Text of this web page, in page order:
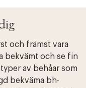
och främst vara
bekvämt och se fin
av behåar som
bekväma bh-